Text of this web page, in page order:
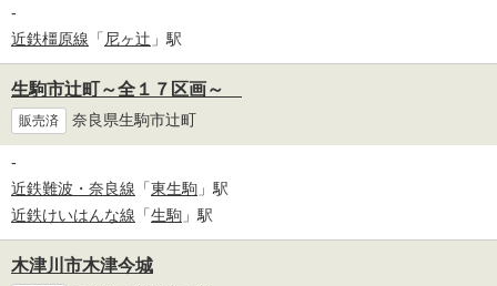
-
近鉄橿原線 「 尼ヶ辻 」駅
生駒市辻町～全１７区画～
販売済 奈良県生駒市辻町
-
近鉄難波・奈良線 「東生駒 」駅
近鉄けいはんな線 「生駒 」駅
木津川市木津今城